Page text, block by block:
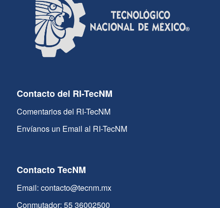
Contacto del RI-TecNM
Comentarios del RI-TecNM
Envíanos un Email al RI-TecNM
Contacto TecNM
Email: contacto@tecnm.mx
Conmutador: 55 36002500